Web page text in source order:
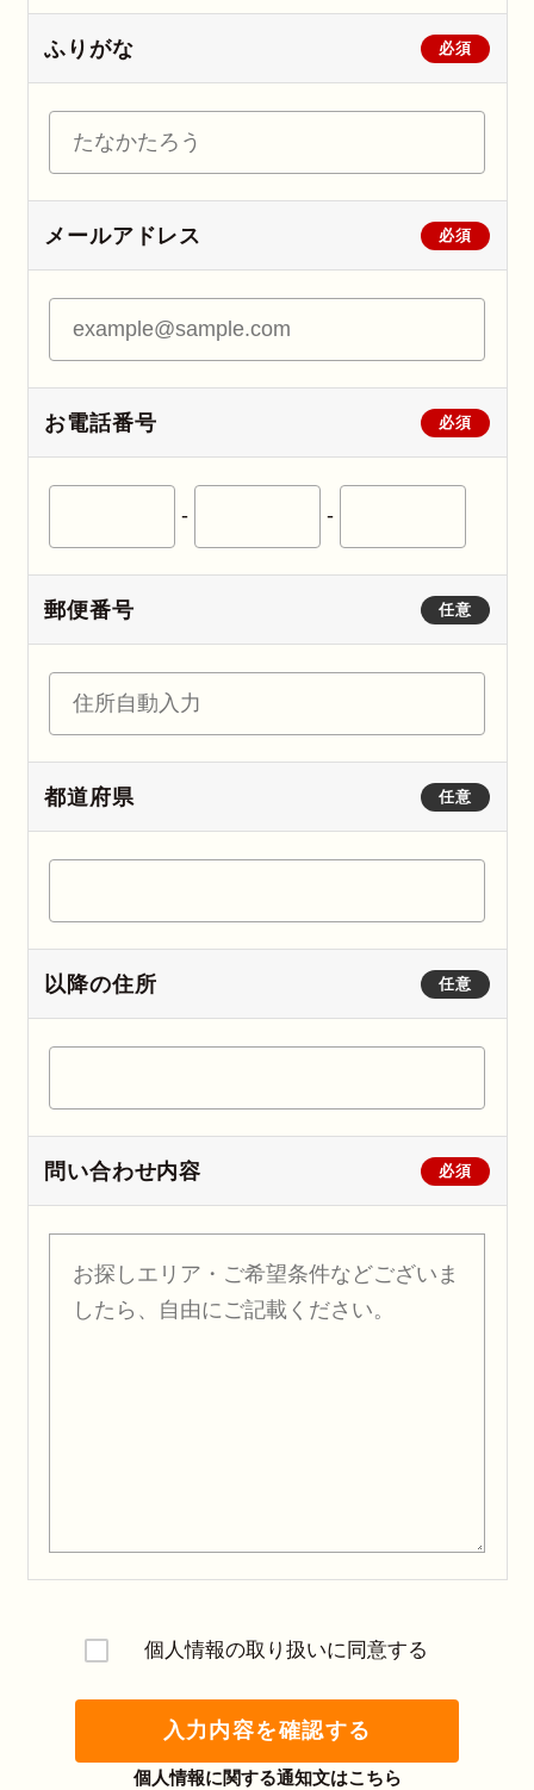
必須
ふりがな
必須
メールアドレス
必須
お電話番号
- -
任意
郵便番号
任意
都道府県
任意
以降の住所
必須
問い合わせ内容
個人情報の取り扱いに同意する
入力内容を確認する
個人情報に関する通知文はこちら